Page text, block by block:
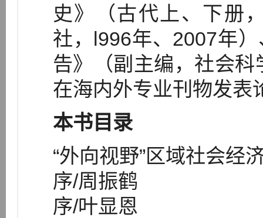
史》（古代上、下册
社，l996年、2007年
告》（副主编，社会
在海内外专业刊物发表
本书目录
“外向视野”区域社会经
序/周振鹤
序/叶显恩